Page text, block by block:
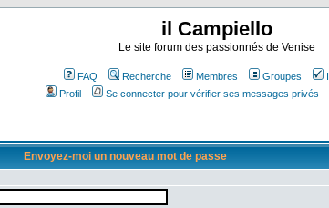
il Campiello
Le site forum des passionnés de Venise
FAQ Recherche Membres Groupes
Profil
Se connecter pour vérifier ses messages privés
Envoyez-moi un nouveau mot de passe